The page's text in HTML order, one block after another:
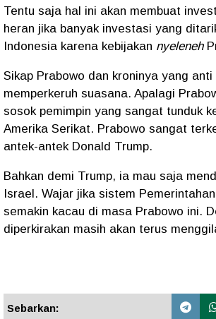
Tentu saja hal ini akan membuat
heran jika banyak investasi yang
Indonesia karena kebijakan nyeleneh
Sikap Prabowo dan kroninya yang
memperkeruh suasana. Apalagi
sosok pemimpin yang sangat tunduk
Amerika Serikat. Prabowo sangat
antek-antek Donald Trump.
Bahkan demi Trump, ia mau saja
Israel. Wajar jika sistem
semakin kacau di masa Prabowo ini.
diperkirakan masih akan terus
Sebarkan: